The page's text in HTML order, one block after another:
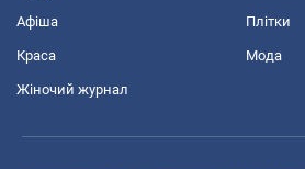
Афіша Плітки
Краса Мода
Жіночий журнал